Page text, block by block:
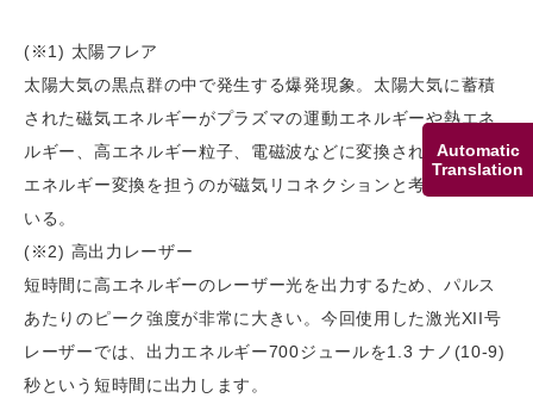
Automatic
Translation
(※1) 太陽フレア
太陽大気の黒点群の中で発生する爆発現象。太陽大気に蓄積
された磁気エネルギーがプラズマの運動エネルギーや熱エネ
ルギー、高エネルギー粒子、電磁波などに変換される。この
エネルギー変換を担うのが磁気リコネクションと考えられて
いる。
(※2) 高出力レーザー
短時間に高エネルギーのレーザー光を出力するため、パルス
あたりのピーク強度が非常に大きい。今回使用した激光XII号
レーザーでは、出力エネルギー700ジュールを1.3 ナノ(10-9)
秒という短時間に出力します。